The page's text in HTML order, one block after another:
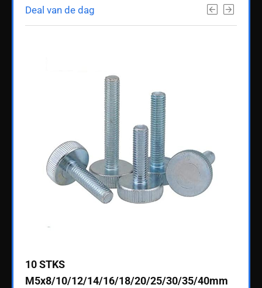
Deal van de dag
10 STKS
M5x8/10/12/14/16/18/20/25/30/35/40mm